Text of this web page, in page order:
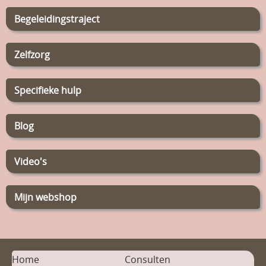
Begeleidingstraject
Zelfzorg
Specifieke hulp
Blog
Video's
Mijn webshop
Home Consulten